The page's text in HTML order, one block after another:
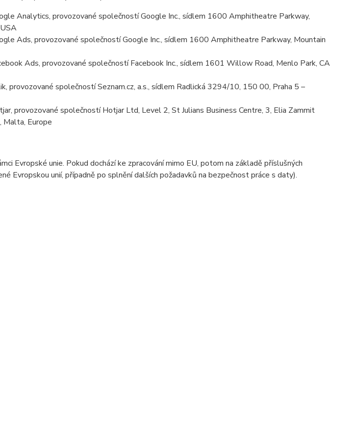
Analytics, provozované společností Google Inc., sídlem 1600 Amphitheatre Parkway,
Ads, provozované společností Google Inc., sídlem 1600 Amphitheatre Parkway, Mountain
Ads, provozované společností Facebook Inc., sídlem 1601 Willow Road, Menlo Park, CA
provozované společností Seznam.cz, a.s., sídlem Radlická 3294/10, 150 00, Praha 5 –
provozované společností Hotjar Ltd, Level 2, St Julians Business Centre, 3, Elia Zammit
Malta, Europe
Evropské unie. Pokud dochází ke zpracování mimo EU, potom na základě příslušných
Evropskou unií, případně po splnění dalších požadavků na bezpečnost práce s daty).